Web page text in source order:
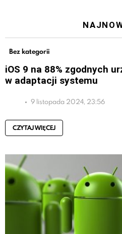
Bez kategorii
iOS 9 na 88% zgodnych
w adaptacji systemu
9 listopada 2024, 23:56
CZYTAJ WIĘCEJ